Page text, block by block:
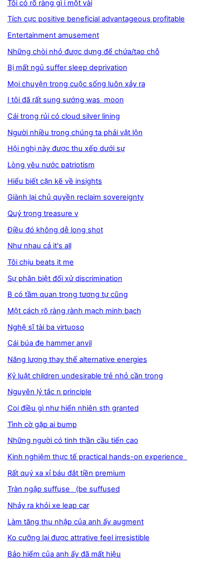
Tôi có rõ ràng gì i một vài
Tích cực positive beneficial advantageous profitable
Entertainment amusement
Những chòi nhỏ được dựng để chứa/tạo chỗ
Bị mất ngủ suffer sleep deprivation
Mọi chuyện trong cuộc sống luôn xảy ra
I tôi đã rất sung sướng was moon
Cái trong rủi có cloud silver lining
Người nhiều trong chúng ta phải vật lộn
Hội nghị này được thu xếp dưới sự
Lòng yêu nước patriotism
Hiểu biết cặn kẽ về insights
Giành lại chủ quyền reclaim sovereignty
Quý trọng treasure v
Điều đó không dễ long shot
Như nhau cả it's all
Tôi chịu beats it me
Sự phân biệt đối xử discrimination
B có tầm quan trọng tương tự cũng
Một cách rõ ràng rành mạch minh bạch
Nghệ sĩ tài ba virtuoso
Cái búa đe hammer anvil
Năng lượng thay thế alternative energies
Kỷ luật children undesirable trẻ nhỏ cần trong
Nguyên lý tắc n principle
Coi điều gì như hiển nhiên sth granted
Tình cờ gặp ai bump
Những người có tinh thần cầu tiến cao
Kinh nghiệm thực tế practical hands-on experience
Rất quý xa xỉ báu đắt tiền premium
Tràn ngập suffuse (be suffused
Nhảy ra khỏi xe leap car
Làm tăng thu nhập của anh ấy augment
Ko cưỡng lại được attrative feel irresistible
Bảo hiểm của anh ấy đã mất hiệu